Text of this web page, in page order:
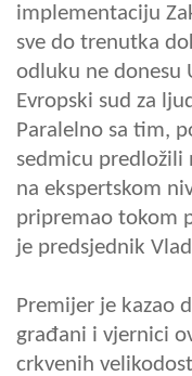
implementaciju
sve do trenutka
odluku ne donesu
Evropski sud za
Paralelno sa tim,
sedmicu predložili
na ekspertskom
pripremao tokom
je predsjednik
Premijer je kazao
građani i vjernici
crkvenih